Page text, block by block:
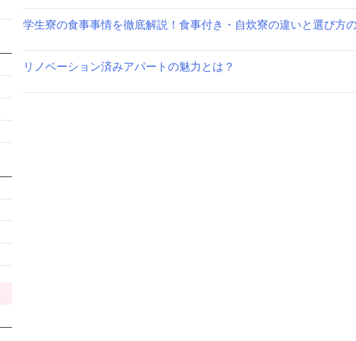
ン
学生寮の食事事情を徹底解説！食事付き・自炊寮の違いと選び方
リノベーション済みアパートの魅力とは？